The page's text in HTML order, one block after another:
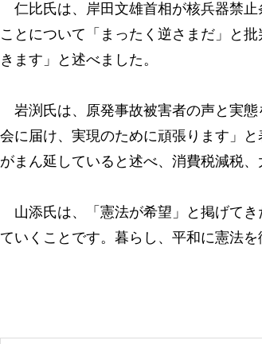
仁比氏は、岸田文雄首相が核兵器禁止
ことについて「まったく逆さまだ」と
きます」と述べました。
岩渕氏は、原発事故被害者の声と実態
会に届け、実現のために頑張ります」
がまん延していると述べ、消費税減税
山添氏は、「憲法が希望」と掲げてき
ていくことです。暮らし、平和に憲法